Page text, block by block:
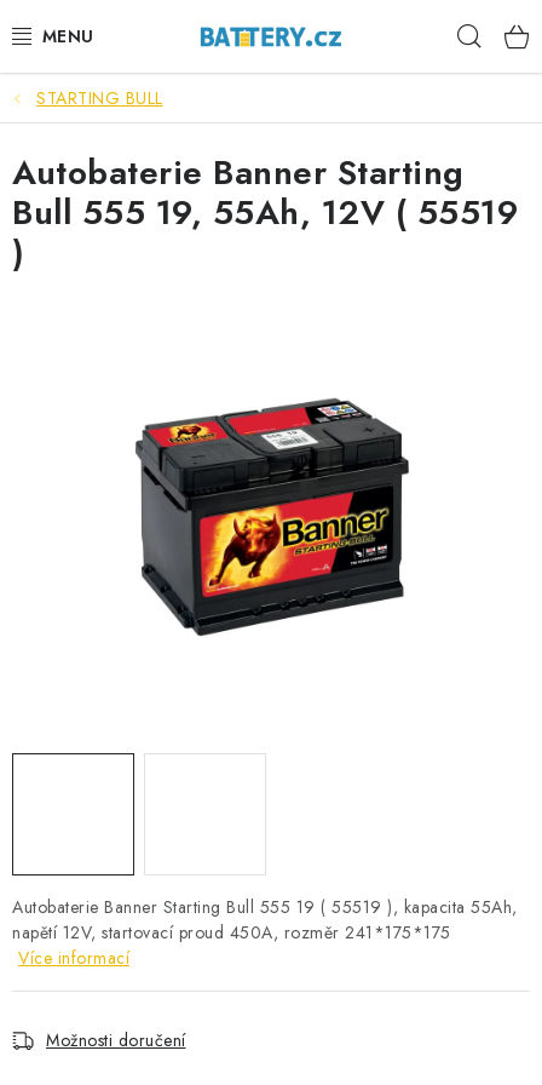
na
VÝHODNÉ SETY
SLUŽBY
AUTOBATERIE
STANIČNÍ BATERIE
BATERIOVÉ BOXY
POWERBANKY
LITHIOVÉ BATERIE
TESTERY BATERIÍ
BATERIE PRO VYSAVAČE
BATERIE PRO NOUZOVÁ OSVĚTLENÍ
STARTING BULL
Autobaterie Banner Starting Bull 555 19 ( 55519 ), kapacita 55Ah,
napětí 12V, startovací proud 450A, rozměr 241*175*175
Více informací
Možnosti doručení
Autobaterie Banner Starting
Bull 555 19, 55Ah, 12V ( 55519
)